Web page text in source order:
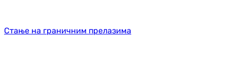
Стање на граничним прелазима